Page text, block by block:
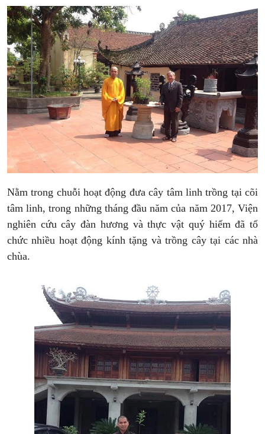
Nằm trong chuỗi hoạt động đưa cây tâm linh trồng tại cõi
tâm linh, trong những tháng đầu năm của năm 2017, Viện
nghiên cứu cây đàn hương và thực vật quý hiếm đã tổ
chức nhiều hoạt động kính tặng và trồng cây tại các nhà
chùa.